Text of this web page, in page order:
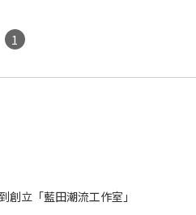
1
立「藍田潮流工作室」